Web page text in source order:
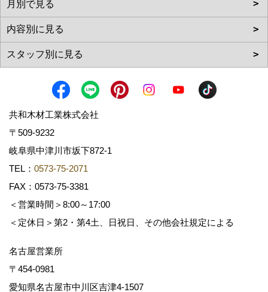
共和木材工業株式会社
〒509-9232
岐阜県中津川市坂下872‐1
TEL： 0573-75-2071
FAX：0573-75-3381
＜営業時間＞8:00～17:00
＜定休日＞第2・第4土、日祝日、その他会社規定による
名古屋営業所
〒454-0981
愛知県名古屋市中川区吉津4-1507